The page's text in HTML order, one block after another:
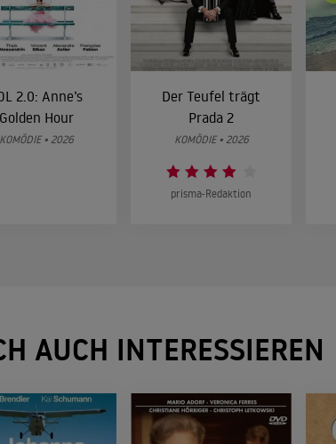
2.0: Anne’s
Golden Hour
KOMÖDIE • 2026
Der Teufel trägt
Prada 2
KOMÖDIE • 2026
prisma-Redaktion
AUCH INTERESSIEREN